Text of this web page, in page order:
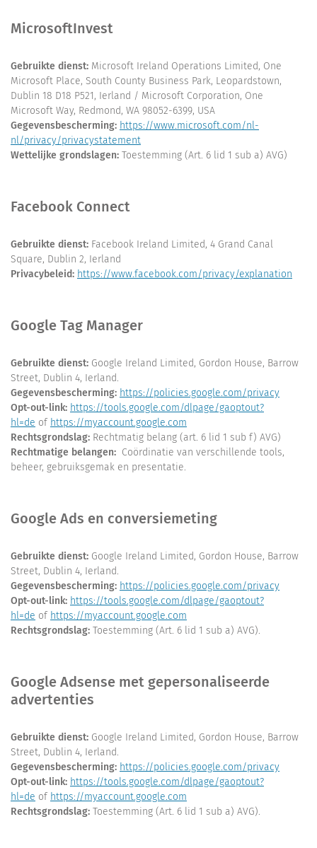
MicrosoftInvest
Gebruikte dienst: Microsoft Ireland Operations Limited, One
Microsoft Place, South County Business Park, Leopardstown,
Dublin 18 D18 P521, Ierland / Microsoft Corporation, One
Microsoft Way, Redmond, WA 98052-6399, USA
Gegevensbescherming: https://www.microsoft.com/nl-
nl/privacy/privacystatement
Wettelijke grondslagen: Toestemming (Art. 6 lid 1 sub a) AVG)
Facebook Connect
Gebruikte dienst: Facebook Ireland Limited, 4 Grand Canal
Square, Dublin 2, Ierland
Privacybeleid: https://www.facebook.com/privacy/explanation
Google Tag Manager
Gebruikte dienst: Google Ireland Limited, Gordon House, Barrow
Street, Dublin 4, Ierland.
Gegevensbescherming: https://policies.google.com/privacy
Opt-out-link: https://tools.google.com/dlpage/gaoptout?
hl=de of https://myaccount.google.com
Rechtsgrondslag: Rechtmatig belang (art. 6 lid 1 sub f) AVG)
Rechtmatige belangen: Coördinatie van verschillende tools,
beheer, gebruiksgemak en presentatie.
Google Ads en conversiemeting
Gebruikte dienst: Google Ireland Limited, Gordon House, Barrow
Street, Dublin 4, Ierland.
Gegevensbescherming: https://policies.google.com/privacy
Opt-out-link: https://tools.google.com/dlpage/gaoptout?
hl=de of https://myaccount.google.com
Rechtsgrondslag: Toestemming (Art. 6 lid 1 sub a) AVG).
Google Adsense met gepersonaliseerde
advertenties
Gebruikte dienst: Google Ireland Limited, Gordon House, Barrow
Street, Dublin 4, Ierland.
Gegevensbescherming: https://policies.google.com/privacy
Opt-out-link: https://tools.google.com/dlpage/gaoptout?
hl=de of https://myaccount.google.com
Rechtsgrondslag: Toestemming (Art. 6 lid 1 sub a) AVG).